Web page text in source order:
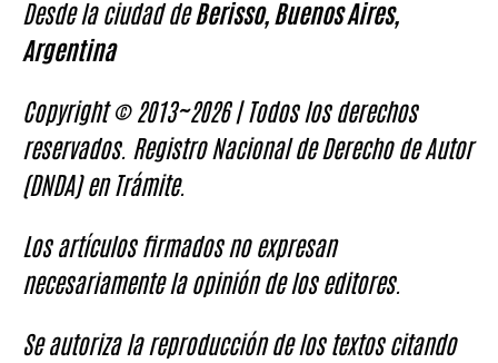
Desde la ciudad deBerisso, Buenos Aires,
Argentina
Copyright © 2013~2026 | Todos los derechos
reservados. Registro Nacional de Derecho de Autor
(DNDA) en Trámite.
Los artículos firmados no expresan
necesariamente la opinión de los editores.
Se autoriza la reproducción de los textos citando